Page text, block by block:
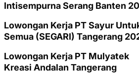
Intisempurna Serang Banten
Lowongan Kerja PT Sayur
Semua (SEGARI) Tangerang
Lowongan Kerja PT Mulyatek
Kreasi Andalan Tangerang